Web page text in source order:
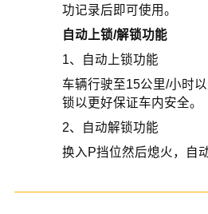
功记录后即可使用。
自动上锁/解锁功能
1、自动上锁功能
车辆行驶至15公里/小时
锁以更好保证车内安全。
2、自动解锁功能
换入P挡位然后熄火，自